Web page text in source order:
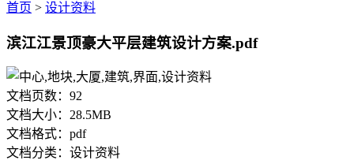
首页 > 设计资料
滨江江景顶豪大平层建筑设计方案.pdf
文档页数： 92
文档大小： 28.5MB
文档格式： pdf
文档分类： 设计资料